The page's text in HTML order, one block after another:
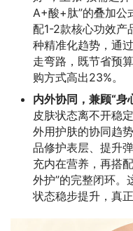
A+酸+肽”的叠加公
配1-2款核心功效产
种精准化趋势，通
走弯路，既节省预
购方式高出23%。
内外协同，兼顾“身
皮肤状态离不开稳
外用护肤的协同趋
品修护表层、提升
充内在营养，再搭
外护”的完整闭环。
状态稳步提升，真